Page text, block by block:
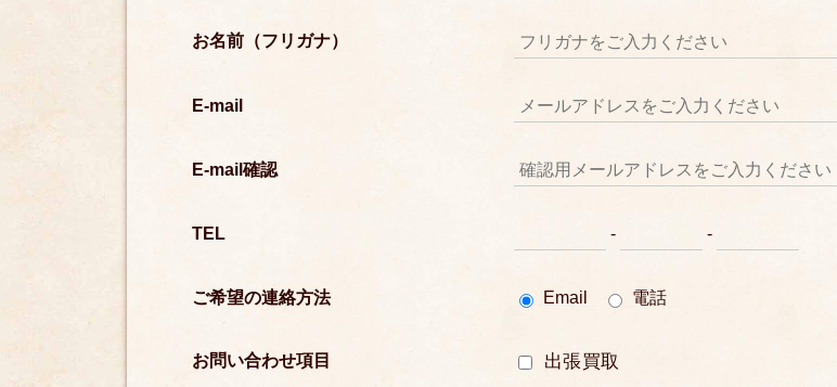
お名前（フリガナ）
E-mail
E-mail確認
TEL - -
ご希望の連絡方法 Email 電話
お問い合わせ項目
出張買取